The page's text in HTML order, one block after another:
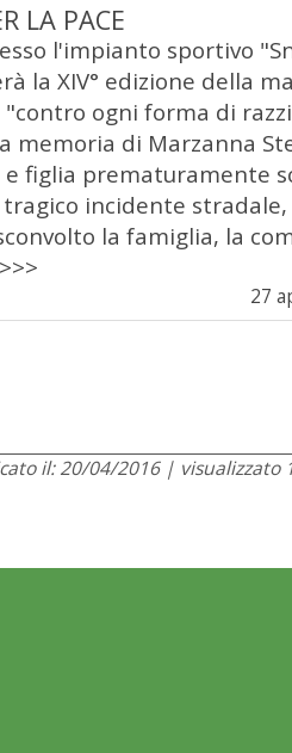
LA PACE
l'impianto sportivo
la XIV° edizione della
ogni forma di
memoria di Marzanna
figlia prematuramente
incidente stradale,
la famiglia, la
27
il: 20/04/2016 | visualizzato